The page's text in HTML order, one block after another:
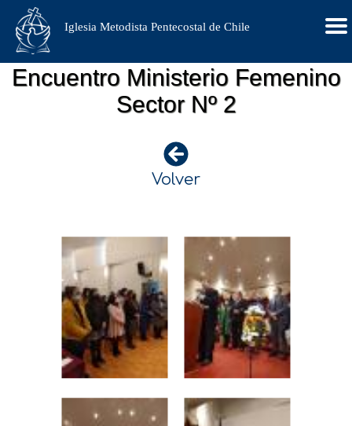
Iglesia Metodista Pentecostal de Chile
Encuentro Ministerio Femenino
Sector Nº 2
Volver